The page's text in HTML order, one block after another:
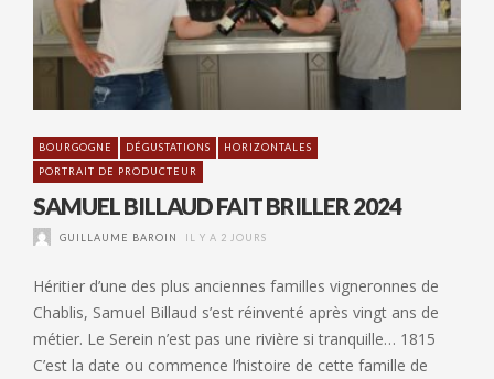
BOURGOGNE DÉGUSTATIONS
HORIZONTALES
PORTRAIT DE PRODUCTEUR
SAMUEL BILLAUD FAIT BRILLER 2024
GUILLAUME BAROIN IL Y A 2 JOURS
Héritier d’une des plus anciennes familles vigneronnes de
Chablis, Samuel Billaud s’est réinventé après vingt ans de
métier. Le Serein n’est pas une rivière si tranquille… 1815
C’est la date ou commence l’histoire de cette famille de